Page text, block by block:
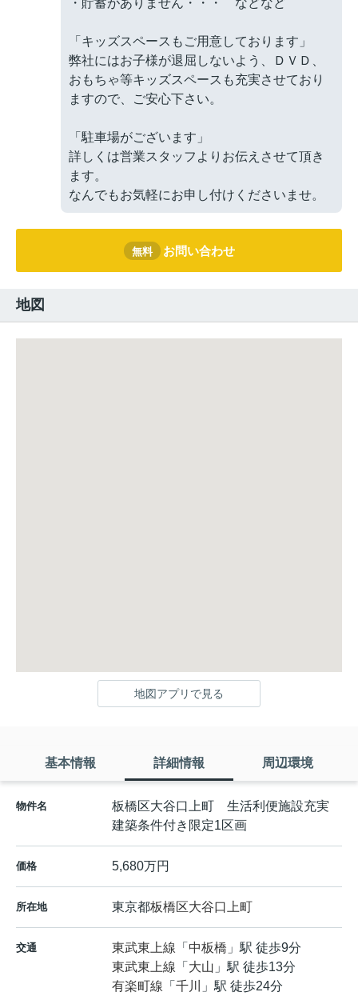
・貯蓄がありません・・・ などなど
「キッズスペースもご用意しております」
弊社にはお子様が退屈しないよう、ＤＶＤ、
おもちゃ等キッズスペースも充実させており
ますので、ご安心下さい。
「駐車場がございます」
詳しくは営業スタッフよりお伝えさせて頂き
ます。
なんでもお気軽にお申し付けくださいませ。
無料 お問い合わせ
地図
地図アプリで見る
基本情報 詳細情報 周辺環境
物件名
板橋区大谷口上町 生活利便施設充実
建築条件付き限定1区画
価格 5,680万円
所在地 東京都板橋区大谷口上町
交通 東武東上線 「 中板橋 」駅 徒歩9分
東武東上線 「 大山 」駅 徒歩13分
有楽町線 「 千川 」駅 徒歩24分